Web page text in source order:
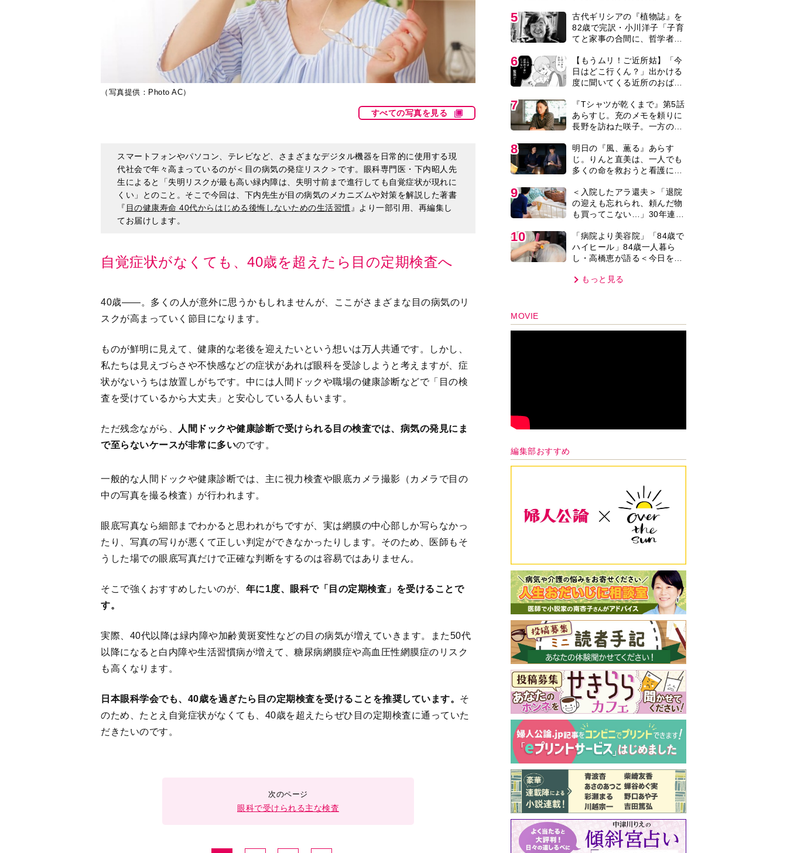
（写真提供：Photo AC）
すべての写真を見る
スマートフォンやパソコン、テレビなど、さまざまなデジタル機器を日常的に使用する現
代社会で年々高まっているのが＜目の病気の発症リスク＞です。眼科専門医・下内昭人先
生によると「失明リスクが最も高い緑内障は、失明寸前まで進行しても自覚症状が現れに
くい」とのこと。そこで今回は、下内先生が目の病気のメカニズムや対策を解説した著書
『 目の健康寿命 40代からはじめる後悔しないための生活習慣』より一部引用、再編集し
てお届けします。
自覚症状がなくても、40歳を超えたら目の定期検査へ
40歳――。多くの人が意外に思うかもしれませんが、ここがさまざまな目の病気のリ
スクが高まっていく節目になります。
ものが鮮明に見えて、健康的な老後を迎えたいという想いは万人共通です。しかし、
私たちは見えづらさや不快感などの症状があれば眼科を受診しようと考えますが、症
状がないうちは放置しがちです。中には人間ドックや職場の健康診断などで「目の検
査を受けているから大丈夫」と安心している人もいます。
ただ残念ながら、
人間ドックや健康診断で受けられる目の検査では、病気の発見にま
で至らないケースが非常に多いのです。
一般的な人間ドックや健康診断では、主に視力検査や眼底カメラ撮影（カメラで目の
中の写真を撮る検査）が行われます。
眼底写真なら細部までわかると思われがちですが、実は網膜の中心部しか写らなかっ
たり、写真の写りが悪くて正しい判定ができなかったりします。そのため、医師もそ
うした場での眼底写真だけで正確な判断をするのは容易ではありません。
そこで強くおすすめしたいのが、 年に1度、眼科で「目の定期検査」を受けることで
す。
実際、40代以降は緑内障や加齢黄斑変性などの目の病気が増えていきます。また50代
以降になると白内障や生活習慣病が増えて、糖尿病網膜症や高血圧性網膜症のリスク
も高くなります。
日本眼科学会でも、40歳を過ぎたら目の定期検査を受けることを推奨しています。 そ
のため、たとえ自覚症状がなくても、40歳を超えたらぜひ目の定期検査に通っていた
だきたいのです。
眼科で受けられる主な検査
5
古代ギリシアの『植物誌』を
82歳で完訳・小川洋子「子育
てと家事の合間に、哲学者テ
年」
6
【もうムリ！ご近所姑】「今
日はどこ行くん？」出かける
度に聞いてくる近所のおばさ
まり…【第1話】
7
『Tシャツが乾くまで』第5話
あらすじ。充のメモを頼りに
長野を訪ねた咲子。一方の樹
タバレあり＞
8
明日の『風、薫る』あらす
じ。りんと直美は、一人でも
多くの命を救おうと看護に奮
タバレあり＞
9
＜入院したアラ還夫＞「退院
の迎えも忘れられ、頼んだ物
も買ってこない…」30年連れ
った時こそ助け合うのが夫婦
では」との訴えに女性たちの
反応は…
10
「病院より美容院」「84歳で
ハイヒール」84歳一人暮ら
し・高橋恵が語る＜今日を少
とは…
もっと見る
MOVIE
編集部おすすめ